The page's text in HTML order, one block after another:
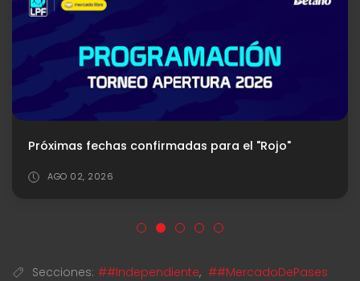
Próximas fechas confirmadas para el "Rojo"
AGO 02, 2026
Secciones: ##Independiente, ##MercadoDePases